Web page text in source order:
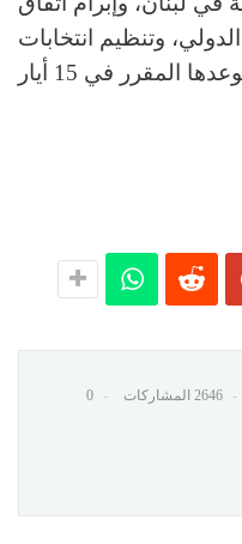
وتنظيم انتخابات
تشريعية محايدة وشفافة في موعدها المقرر في 15 أيار
2646 المشاركات 0